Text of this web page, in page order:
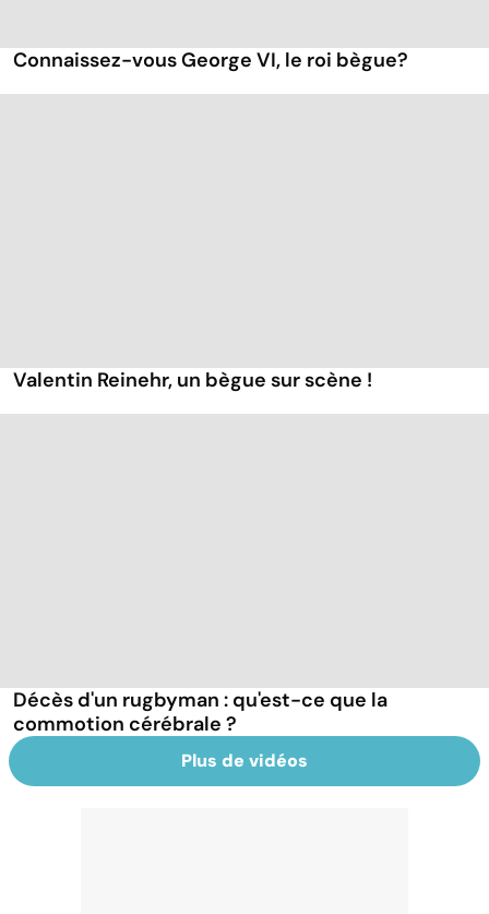
Connaissez-vous George VI, le roi bègue?
Valentin Reinehr, un bègue sur scène !
Décès d'un rugbyman : qu'est-ce que la
commotion cérébrale ?
Plus de vidéos